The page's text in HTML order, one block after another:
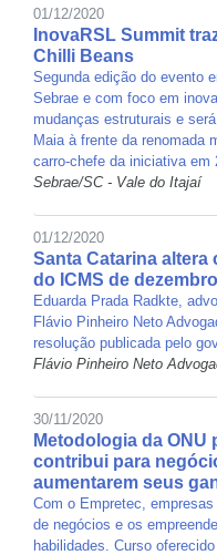
01/12/2020
InovaRSL Summit
Chilli Beans
Segunda edição do evento
Sebrae e com foco em
mudanças estruturais e
Maia à frente da renomada
carro-chefe da iniciativa em
Sebrae/SC - Vale do Itajaí
01/12/2020
Santa Catarina
do ICMS de
Eduarda Prada Radkte,
Flávio Pinheiro Neto
resolução publicada pelo
Flávio Pinheiro Neto
30/11/2020
Metodologia da ONU
contribui para
aumentarem seus
Com o Empretec,
de negócios e os
habilidades. Curso